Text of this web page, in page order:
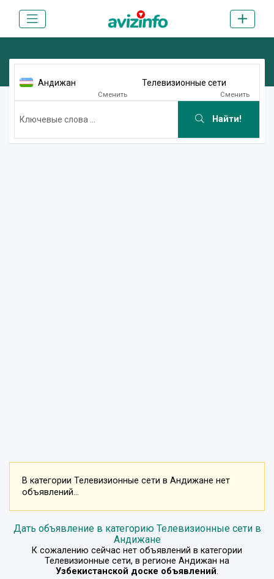
Андижан
Сменить
Телевизионные сети
Сменить
Найти!
В категории Телевизионные сети в Андижане нет
объявлений...
Дать объявление в категорию Телевизионные сети в
Андижане
К сожалению сейчас нет объявлений в категории
Телевизионные сети, в регионе Андижан на
Узбекистанской доске объявлений.